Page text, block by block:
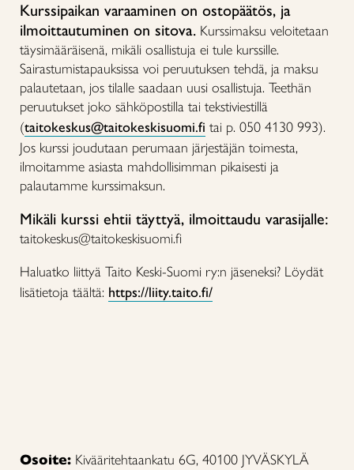
Kurssipaikan varaaminen on ostopäätös, ja
ilmoittautuminen on sitova. Kurssimaksu veloitetaan
täysimääräisenä, mikäli osallistuja ei tule kurssille.
Sairastumistapauksissa voi peruutuksen tehdä, ja maksu
palautetaan, jos tilalle saadaan uusi osallistuja. Teethän
peruutukset joko sähköpostilla tai tekstiviestillä
(taitokeskus@taitokeskisuomi.fi tai p. 050 4130 993).
Jos kurssi joudutaan perumaan järjestäjän toimesta,
ilmoitamme asiasta mahdollisimman pikaisesti ja
palautamme kurssimaksun.
Mikäli kurssi ehtii täyttyä, ilmoittaudu varasijalle:
taitokeskus@taitokeskisuomi.fi
Haluatko liittyä Taito Keski-Suomi ry:n jäseneksi? Löydät
lisätietoja täältä: https://liity.taito.fi/
Osoite: Kivääritehtaankatu 6G, 40100 JYVÄSKYLÄ